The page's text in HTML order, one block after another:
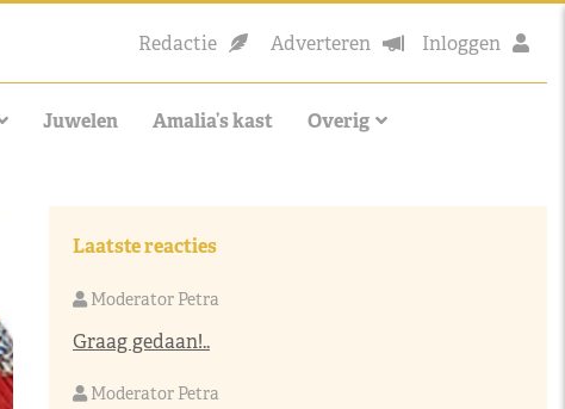
Redactie Adverteren Inloggen
Juwelen Amalia’s kast Overig
Laatste reacties
Moderator Petra
Graag gedaan!..
Moderator Petra